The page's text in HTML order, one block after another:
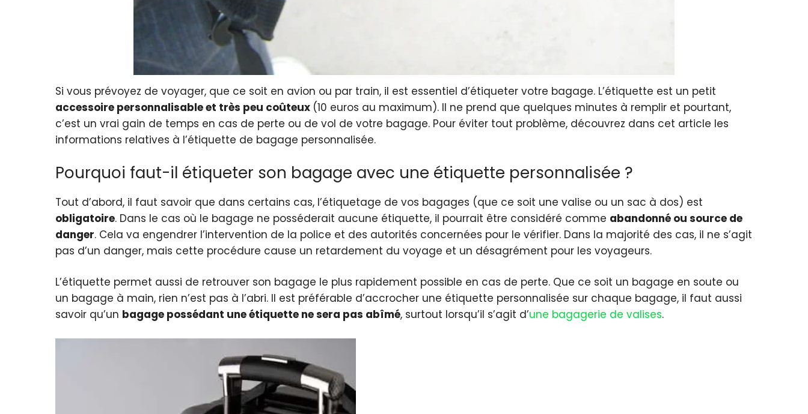
Si vous prévoyez de voyager, que ce soit en avion ou par train, il est essentiel d’étiqueter votre bagage. L’étiquette est un petit
accessoire personnalisable et très peu coûteux (10 euros au maximum). Il ne prend que quelques minutes à remplir et pourtant,
c’est un vrai gain de temps en cas de perte ou de vol de votre bagage. Pour éviter tout problème, découvrez dans cet article les
informations relatives à l’étiquette de bagage personnalisée.
Pourquoi faut-il étiqueter son bagage avec une étiquette personnalisée ?
Tout d’abord, il faut savoir que dans certains cas, l’étiquetage de vos bagages (que ce soit une valise ou un sac à dos) est
obligatoire. Dans le cas où le bagage ne posséderait aucune étiquette, il pourrait être considéré comme abandonné ou source de
danger. Cela va engendrer l’intervention de la police et des autorités concernées pour le vérifier. Dans la majorité des cas, il ne s’agit
pas d’un danger, mais cette procédure cause un retardement du voyage et un désagrément pour les voyageurs.
L’étiquette permet aussi de retrouver son bagage le plus rapidement possible en cas de perte. Que ce soit un bagage en soute ou
un bagage à main, rien n’est pas à l’abri. Il est préférable d’accrocher une étiquette personnalisée sur chaque bagage, il faut aussi
savoir qu’un bagage possédant une étiquette ne sera pas abîmé, surtout lorsqu’il s’agit d’une bagagerie de valises.